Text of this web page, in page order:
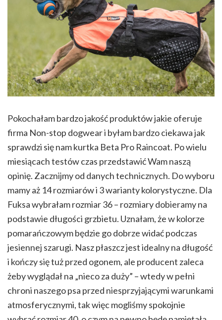
Pokochałam bardzo jakość produktów jakie oferuje
firma Non-stop dogwear i byłam bardzo ciekawa jak
sprawdzi się nam kurtka Beta Pro Raincoat. Po wielu
miesiącach testów czas przedstawić Wam naszą
opinię. Zacznijmy od danych technicznych. Do wyboru
mamy aż 14 rozmiarów i 3 warianty kolorystyczne. Dla
Fuksa wybrałam rozmiar 36 – rozmiary dobieramy na
podstawie długości grzbietu. Uznałam, że w kolorze
pomarańczowym będzie go dobrze widać podczas
jesiennej szarugi. Nasz płaszcz jest idealny na długość
i kończy się tuż przed ogonem, ale producent zaleca
żeby wyglądał na „nieco za duży” – wtedy w pełni
chroni naszego psa przed niesprzyjającymi warunkami
atmosferycznymi, tak więc mogliśmy spokojnie